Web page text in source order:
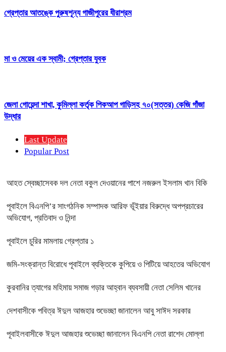
গ্রেপ্তার আতঙ্কে পুরুষশূন্য গাজীপুরের ধীরাশ্রম
মা ও মেয়ের এক স্বামী; গ্রেপ্তার যুবক
জেলা গোয়েন্দা শাখা, কুমিল্লা কর্তৃক পিকআপ গাড়িসহ ৭০(সত্তর) কেজি গাঁজা
উদ্ধার
Last Update
Popular Post
আহত স্বেচ্ছাসেবক দল নেতা বকুল দেওয়ানের পাশে নজরুল ইসলাম খান বিকি
পূবাইলে বিএনপি’র সাংগঠনিক সম্পাদক আরিফ ভূঁইয়ার বিরুদ্ধে অপপ্রচারের
অভিযোগ, প্রতিবাদ ও নিন্দা
পূবাইলে চুরির মামলায় গ্রেপ্তার ১
জমি-সংক্রান্ত বিরোধে পূবাইলে ব্যক্তিকে কুপিয়ে ও পিটিয়ে আহতের অভিযোগ
কুরবানির ত্যাগের মহিমায় সমাজ গড়ার আহ্বান ব্যবসায়ী নেতা সেলিম খানের
দেশবাসীকে পবিত্র ঈদুল আজহার শুভেচ্ছা জানালেন আবু সাঈদ সরকার
পূবাইলবাসীকে ঈদুল আজহার শুভেচ্ছা জানালেন বিএনপি নেতা রাশেদ মোল্লা